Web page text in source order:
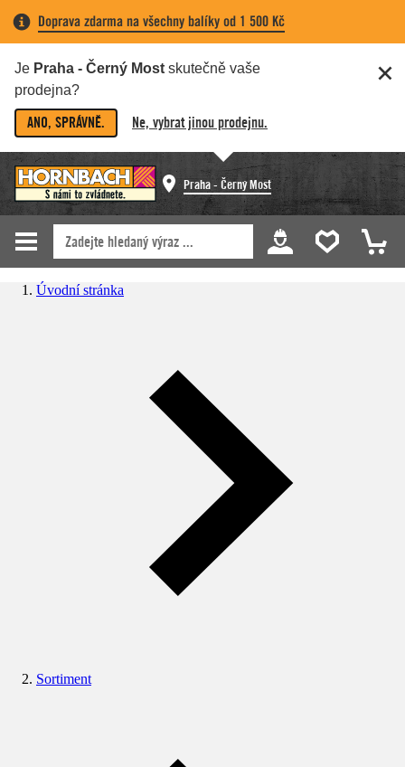
Doprava zdarma na všechny balíky od 1 500 Kč
Je Praha - Černý Most skutečně vaše
prodejna?
ANO, SPRÁVNĚ. Ne, vybrat jinou prodejnu.
Praha - Černý Most
Úvodní stránka
Sortiment